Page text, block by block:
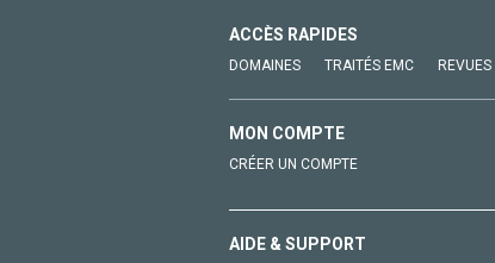
ACCÈS RAPIDES
DOMAINES TRAITÉS EMC REVUES
MON COMPTE
CRÉER UN COMPTE
AIDE & SUPPORT